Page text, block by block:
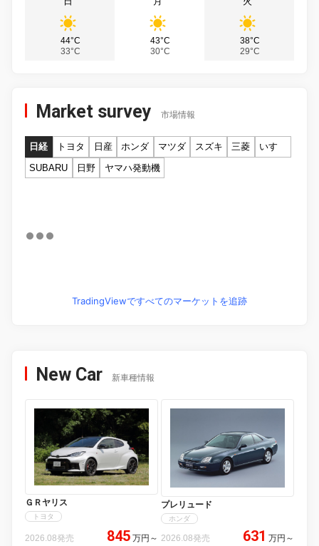
44°C
33°C
43°C
30°C
38°C
29°C
Market survey 市場情報
日経 トヨタ 日産 ホンダ マツダ スズキ 三菱
いすゞ
SUBARU
日野 ヤマハ発動機
TradingViewですべてのマーケットを追跡
New Car 新車種情報
ＧＲヤリス
トヨタ
2026.08発売 845 万円 ～
プレリュード
ホンダ
2026.08発売 631 万円 ～